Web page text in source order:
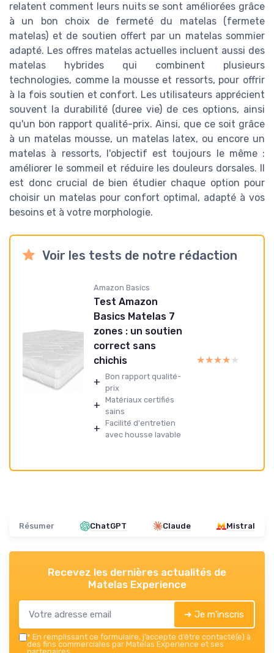
relatent comment leurs nuits se sont améliorées grâce
à un bon choix de fermeté du matelas (fermete
matelas) et de soutien offert par un matelas sommier
adapté. Les offres matelas actuelles incluent aussi des
matelas hybrides qui combinent plusieurs
technologies, comme la mousse et ressorts, pour offrir
à la fois soutien et confort. Les utilisateurs apprécient
souvent la durabilité (duree vie) de ces options, ainsi
qu'un bon rapport qualité-prix. Ainsi, que ce soit grâce
à un matelas mousse, un matelas latex, ou encore un
matelas à ressorts, l'objectif est toujours le même :
améliorer le sommeil et réduire les douleurs dorsales. Il
est donc crucial de bien étudier chaque option pour
choisir un matelas pour confort optimal, adapté à vos
besoins et à votre morphologie.
Voir les tests de notre rédaction
Amazon Basics
Test Amazon
Basics Matelas 7
zones : un soutien
correct sans
chichis
+ Bon rapport qualité-
prix
+ Matériaux certifiés
sains
+ Facilité d'entretien
avec housse lavable
★★★★★
★★★★★
Résumer ChatGPT Claude Mistral
Recevez les dernières actualités de
Matelas Experience
➔ Je m'inscris
* En remplissant ce formulaire, j’accepte d’être contacté(e) à
des fins commerciales par Matelas Experience et ses